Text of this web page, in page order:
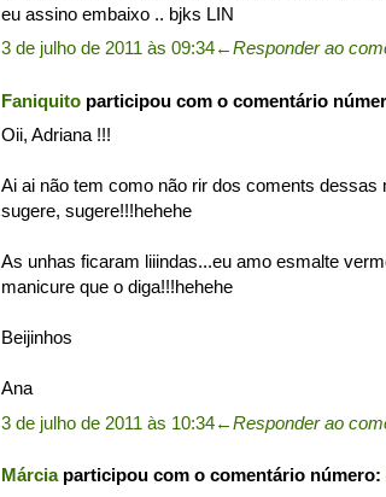
eu assino embaixo .. bjks LIN
3 de julho de 2011 às 09:34←Responder ao
Faniquito participou com o comentário
Oii, Adriana !!!
Ai ai não tem como não rir dos coments
sugere, sugere!!!hehehe
As unhas ficaram liiindas...eu amo esmalte
manicure que o diga!!!hehehe
Beijinhos
Ana
3 de julho de 2011 às 10:34←Responder ao
Márciaparticipou com o comentário número: